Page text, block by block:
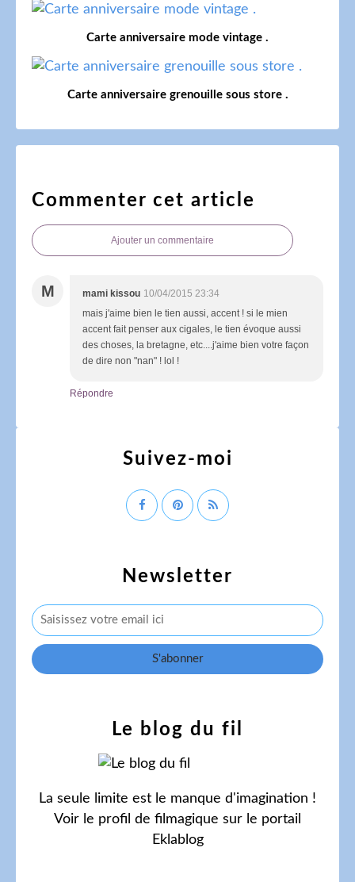
Carte anniversaire mode vintage .
Carte anniversaire grenouille sous store .
Commenter cet article
Ajouter un commentaire
M mami kissou 10/04/2015 23:34
mais j'aime bien le tien aussi, accent ! si le mien
accent fait penser aux cigales, le tien évoque aussi
des choses, la bretagne, etc....j'aime bien votre façon
de dire non "nan" ! lol !
Répondre
Newsletter
Le blog du fil
La seule limite est le manque d'imagination !
Voir le profil de filmagique sur le portail
Eklablog
Suivez-moi